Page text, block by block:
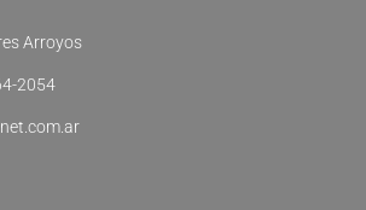
Arroyos
2054